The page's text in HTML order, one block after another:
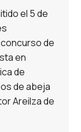
el 5 de
de
en
de
de abeja
Areilza de